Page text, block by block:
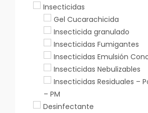
Insecticidas
Gel Cucarachicida
Insecticida granulado
Insecticidas Fumigantes
Insecticidas Emulsión
Insecticidas Nebulizables
Insecticidas Residuales –
– PM
Desinfectante